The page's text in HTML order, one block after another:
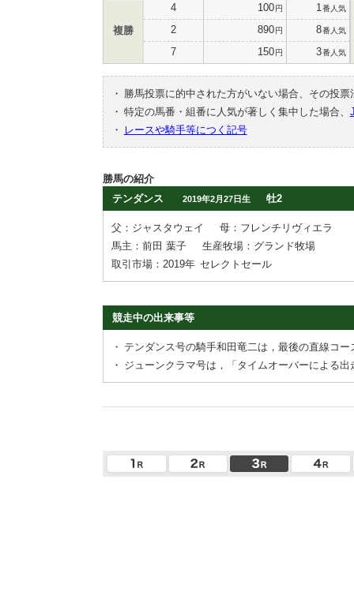
複勝
4 100円 1 番人気
2 890円 8番人気
7 150円 3番人気
・
勝馬投票に的中された方がいない場合、その投
・ 特定の馬番・組番に人気が著しく集中した場合、
・
レースや騎手等につく記号
勝馬の紹介
テンダンス
2019年2月27日生 牡2
父：ジャスタウェイ
母：フレンチリヴィエラ
馬主：前田 葉子
生産牧場：グランド牧場
取引市場：2019年 セレクトセール
競走中の出来事等
・ テンダンス号の騎手和田竜二は，最後の直線コ
・ ジューンクラマ号は，「タイムオーバーによる